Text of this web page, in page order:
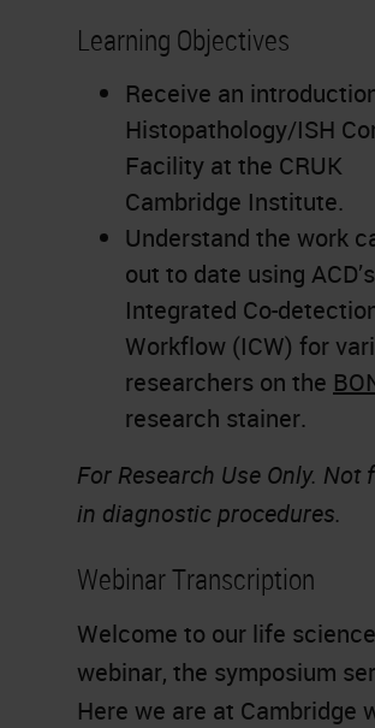
Learning Objectives
Receive an
Histopathology/ISH
Facility at the CRUK
Cambridge Institute.
Understand the work
out to date using ACD’s
Integrated Co-
Workflow (ICW) for
researchers on the
research stainer.
For Research Use Only. Not
in diagnostic procedures.
Webinar Transcription
Welcome to our life science
webinar, the symposium
Here we are at Cambridge